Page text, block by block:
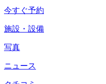
今すぐ予約
施設・設備
写真
ニュース